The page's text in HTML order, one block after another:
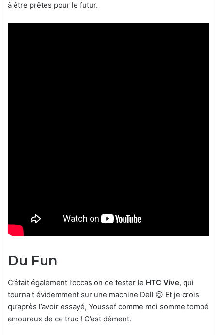
à être prêtes pour le futur.
Du Fun
C’était également l’occasion de tester le HTC Vive, qui
tournait évidemment sur une machine Dell 😉 Et je crois
qu’après l’avoir essayé, Youssef comme moi somme tombé
amoureux de ce truc ! C’est dément.